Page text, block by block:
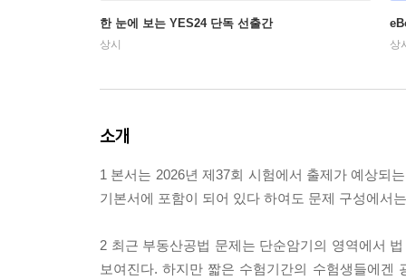
한 눈에 보는 YES24 단독 선출간
상시 상
소개
1 본서는 2026년 제37회 시험에서 출제가 예상되
기본서에 포함이 되어 있다 하여도 문제 구성에서
2 최근 부동산공법 문제는 단순암기의 영역에서
보여진다. 하지만 짧은 수험기간의 수험생들에겐